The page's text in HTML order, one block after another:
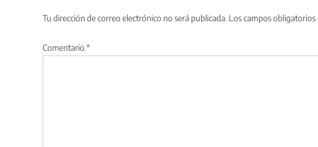
Tu dirección de correo electrónico no será publicada. Los campos obligatorios
Comentario *